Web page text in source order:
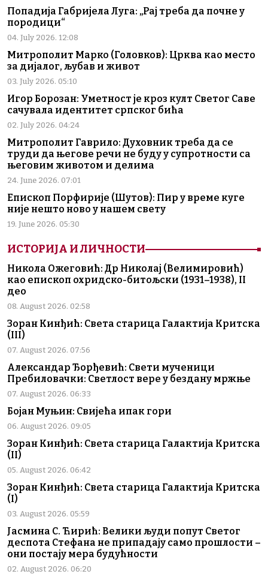
Попадија Габријела Луга: „Рај треба да почне у
породици“
04. July 2026. 12:08
Митрополит Марко (Головков): Црква као место
за дијалог, љубав и живот
03. July 2026. 05:10
Игор Борозан: Уметност је кроз култ Светог Саве
сачувала идентитет српског бића
02. July 2026. 04:24
Митрополит Гаврило: Духовник треба да се
труди да његове речи не буду у супротности са
његовим животом и делима
24. June 2026. 07:01
Епископ Порфирије (Шутов): Пир у време куге
није нешто ново у нашем свету
19. June 2026. 05:30
ИСТОРИЈА И ЛИЧНОСТИ
Никола Ожеговић: Др Николај (Велимировић)
као епископ охридско-битољски (1931–1938), II
део
08. August 2026. 02:58
Зоран Кинђић: Света старица Галактија Критска
(III)
07. August 2026. 07:56
Александар Ђорђевић: Свети мученици
Пребиловачки: Светлост вере у бездану мржње
07. August 2026. 06:33
Бојан Муњин: Свијећа ипак гори
06. August 2026. 09:05
Зоран Кинђић: Света старица Галактија Критска
(II)
05. August 2026. 06:42
Зоран Кинђић: Света старица Галактија Критска
(I)
03. August 2026. 05:59
Јасмина С. Ћирић: Велики људи попут Светог
деспота Стефана не припадају само прошлости –
они постају мера будућности
02. August 2026. 06:20